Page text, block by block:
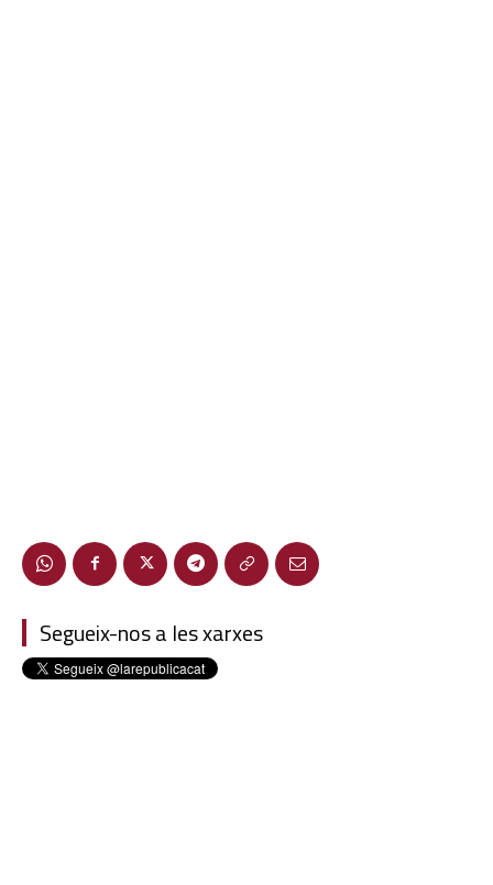
Segueix-nos a les xarxes